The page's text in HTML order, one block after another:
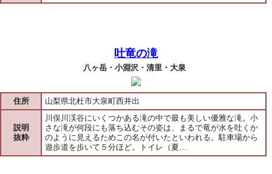
吐竜の滝
八ヶ岳・小淵沢・清里・大泉
住所 山梨県北杜市大泉町西井出
説明
抜粋
川俣川渓谷にいくつかある滝の中で最も美しい優雅な滝。小
さな滝が何段にも落ち込むその姿は、まるで竜が水を吐くか
のように見えるためこの名が付いたといわれる。駐車場から
遊歩道を歩いて５分ほど。トイレ（夏…